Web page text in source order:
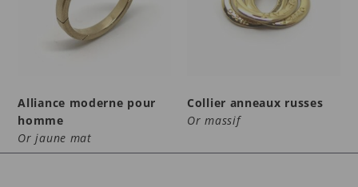
Alliance moderne pour
homme
Or jaune mat
Collier anneaux russes
Or massif